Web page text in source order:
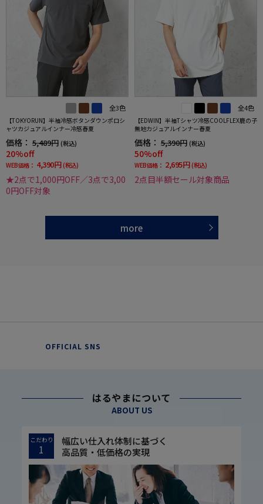
全3色
【TOKYORUN】半袖冷感ボタンダウンポロシ
ャツカジュアルインナー冷感春夏
価格： 5,489円 (税込)
20%off
WEB価格： 4,390円 (税込)
★2点で1,000円OFF／3点で3,00
0円OFF対象
全4色
【EDWIN】半袖Tシャツ冷感COOLFLEX鹿の子
無地カジュアルインナー春夏
価格： 5,390円 (税込)
50%off
WEB価格： 2,695円 (税込)
2点目半額セール対象商品
more
OFFICIAL SNS
はるやまについて
ABOUT US
こだわり
1
幅広い仕入れ体制に基づく
高品質・低価格の実現